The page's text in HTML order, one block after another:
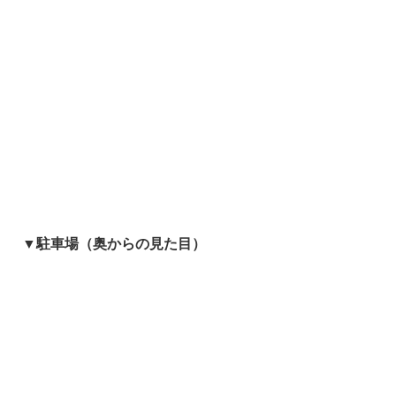
▼駐車場（奥からの見た目）